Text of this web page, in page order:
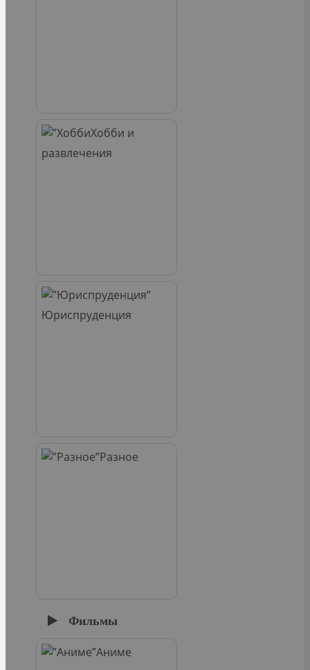
Хобби и
развлечения
Юриспруденция
Разное
Фильмы
Аниме